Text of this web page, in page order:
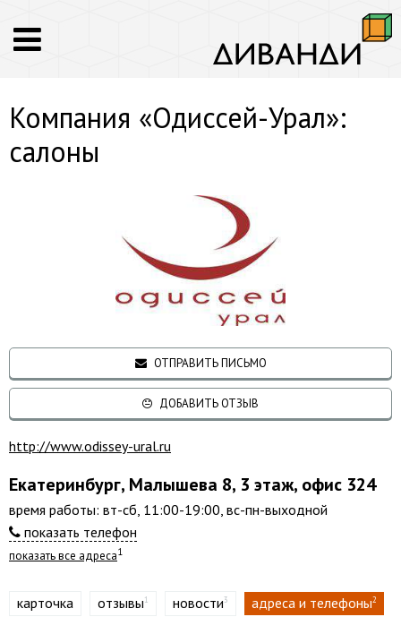
Компания «Одиссей-Урал»:
салоны
ОТПРАВИТЬ ПИСЬМО
ДОБАВИТЬ ОТЗЫВ
http://www.odissey-ural.ru
Екатеринбург, Малышева 8, 3 этаж, офис 324
время работы: вт-сб, 11:00-19:00, вс-пн-выходной
показать телефон
показать все адреса1
карточка отзывы1 новости3 адреса и телефоны2